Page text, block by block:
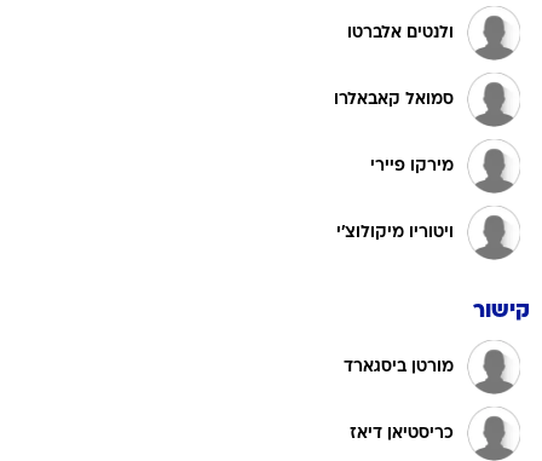
ולנטים אלברטו
סמואל קאבאלרו
מירקו פיירי
ויטוריו מיקולוצ'י
קישור
מורטן ביסגארד
כריסטיאן דיאז